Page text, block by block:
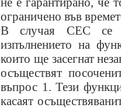
ограничено във
В случая СЕС се
изпълнението на
които ще засегнат
осъществят
въпрос 1. Тези
касаят